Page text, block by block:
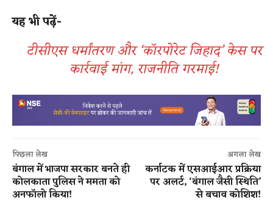
यह भी पढ़ें-
टीसीएस धर्मांतरण और ‘कॉरपोरेट जिहाद’ केस पर
कार्रवाई मांग, राजनीति गरमाई!
पिछला लेख
बंगाल में भाजपा सरकार बनते ही
कोलकाता पुलिस ने ममता को
अनफॉलो किया!
अगला लेख
कर्नाटक में एसआईआर प्रक्रिया
पर अलर्ट, ‘बंगाल जैसी स्थिति’
से बचाव कोशिश!